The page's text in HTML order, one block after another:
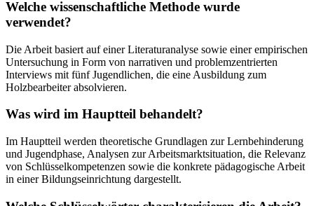
Welche wissenschaftliche Methode wurde
verwendet?
Die Arbeit basiert auf einer Literaturanalyse sowie einer empirischen
Untersuchung in Form von narrativen und problemzentrierten
Interviews mit fünf Jugendlichen, die eine Ausbildung zum
Holzbearbeiter absolvieren.
Was wird im Hauptteil behandelt?
Im Hauptteil werden theoretische Grundlagen zur Lernbehinderung
und Jugendphase, Analysen zur Arbeitsmarktsituation, die Relevanz
von Schlüsselkompetenzen sowie die konkrete pädagogische Arbeit
in einer Bildungseinrichtung dargestellt.